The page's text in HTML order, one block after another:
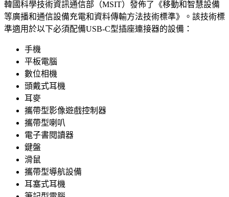
韓國科學技術資訊通信部（MSIT）發佈了《移動和智慧設備
等廣播和通信設備充電和資料傳輸方法技術標準》。該技術標
準適用於以下必須配備USB-C型插座連接器的設備：
手機
平板電腦
數位相機
頭戴式耳機
耳麥
攜帶型影像遊戲控制器
攜帶型喇叭
電子書閱讀器
鍵盤
滑鼠
攜帶型導航設備
耳塞式耳機